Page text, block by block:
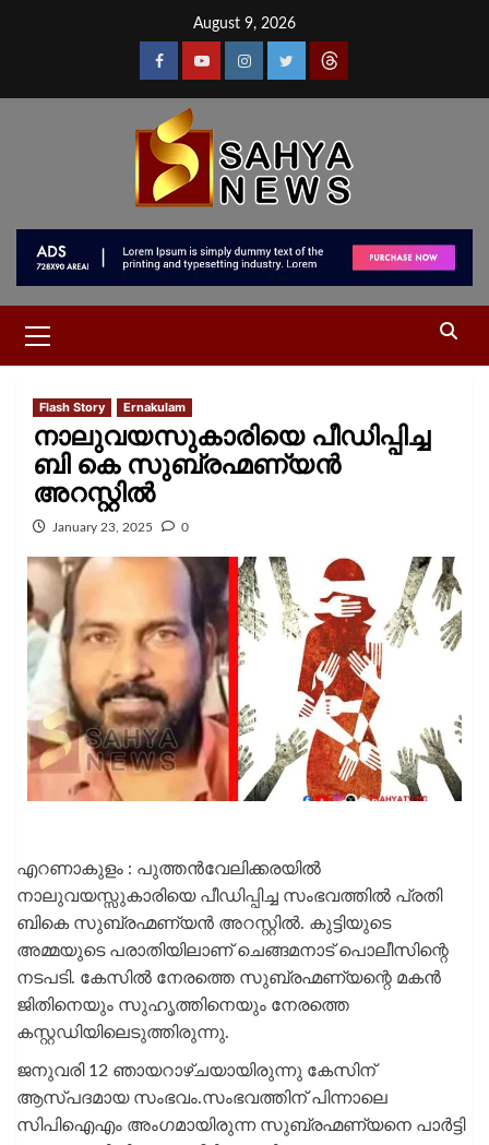
August 9, 2026
Flash Story Ernakulam
നാലുവയസുകാരിയെ പീഡിപ്പിച്ച
ബി കെ സുബ്രഹ്മണ്യന്‍
അറസ്റ്റില്‍
January 23, 2025 0
എറണാകുളം : പുത്തന്‍വേലിക്കരയില്‍
നാലുവയസ്സുകാരിയെ പീഡിപ്പിച്ച സംഭവത്തില്‍ പ്രതി
ബികെ സുബ്രഹ്മണ്യന്‍ അറസ്റ്റില്‍. കുട്ടിയുടെ
അമ്മയുടെ പരാതിയിലാണ് ചെങ്ങമനാട് പൊലീസിന്റെ
നടപടി. കേസില്‍ നേരത്തെ സുബ്രഹ്മണ്യന്റെ മകന്‍
ജിതിനെയും സുഹൃത്തിനെയും നേരത്തെ
കസ്റ്റഡിയിലെടുത്തിരുന്നു.
ജനുവരി 12 ഞായറാഴ്ചയായിരുന്നു കേസിന്
ആസ്പദമായ സംഭവം.സംഭവത്തിന് പിന്നാലെ
സിപിഐഎം അംഗമായിരുന്ന സുബ്രഹ്മണ്യനെ പാര്‍ട്ടി